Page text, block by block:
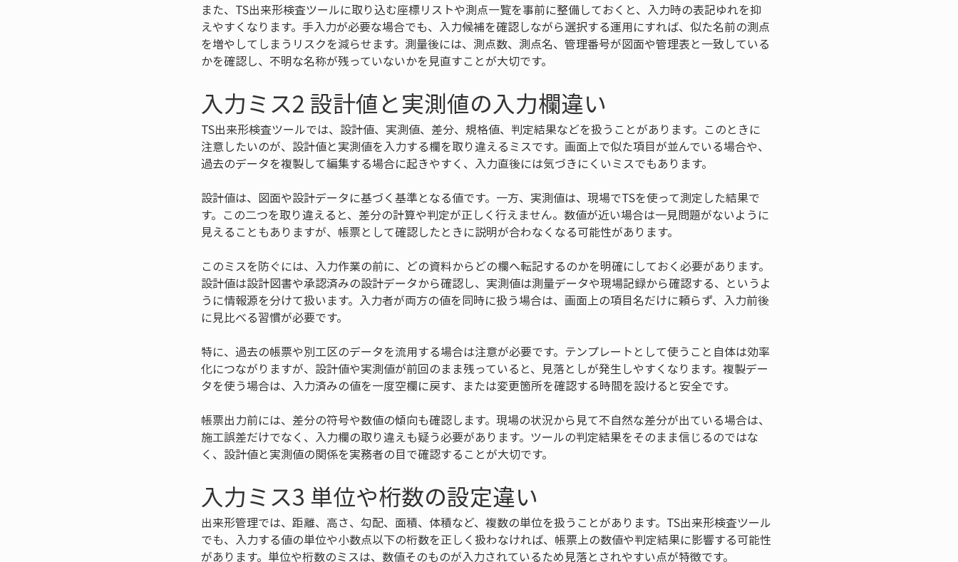
また、TS出来形検査ツールに取り込む座標リストや測点一覧を事前に整備しておくと、入力時の表記ゆれを抑
えやすくなります。手入力が必要な場合でも、入力候補を確認しながら選択する運用にすれば、似た名前の測点
を増やしてしまうリスクを減らせます。測量後には、測点数、測点名、管理番号が図面や管理表と一致している
かを確認し、不明な名称が残っていないかを見直すことが大切です。
入力ミス2 設計値と実測値の入力欄違い
TS出来形検査ツールでは、設計値、実測値、差分、規格値、判定結果などを扱うことがあります。このときに
注意したいのが、設計値と実測値を入力する欄を取り違えるミスです。画面上で似た項目が並んでいる場合や、
過去のデータを複製して編集する場合に起きやすく、入力直後には気づきにくいミスでもあります。
設計値は、図面や設計データに基づく基準となる値です。一方、実測値は、現場でTSを使って測定した結果で
す。この二つを取り違えると、差分の計算や判定が正しく行えません。数値が近い場合は一見問題がないように
見えることもありますが、帳票として確認したときに説明が合わなくなる可能性があります。
このミスを防ぐには、入力作業の前に、どの資料からどの欄へ転記するのかを明確にしておく必要があります。
設計値は設計図書や承認済みの設計データから確認し、実測値は測量データや現場記録から確認する、というよ
うに情報源を分けて扱います。入力者が両方の値を同時に扱う場合は、画面上の項目名だけに頼らず、入力前後
に見比べる習慣が必要です。
特に、過去の帳票や別工区のデータを流用する場合は注意が必要です。テンプレートとして使うこと自体は効率
化につながりますが、設計値や実測値が前回のまま残っていると、見落としが発生しやすくなります。複製デー
タを使う場合は、入力済みの値を一度空欄に戻す、または変更箇所を確認する時間を設けると安全です。
帳票出力前には、差分の符号や数値の傾向も確認します。現場の状況から見て不自然な差分が出ている場合は、
施工誤差だけでなく、入力欄の取り違えも疑う必要があります。ツールの判定結果をそのまま信じるのではな
く、設計値と実測値の関係を実務者の目で確認することが大切です。
入力ミス3 単位や桁数の設定違い
出来形管理では、距離、高さ、勾配、面積、体積など、複数の単位を扱うことがあります。TS出来形検査ツール
でも、入力する値の単位や小数点以下の桁数を正しく扱わなければ、帳票上の数値や判定結果に影響する可能性
があります。単位や桁数のミスは、数値そのものが入力されているため見落とされやすい点が特徴です。